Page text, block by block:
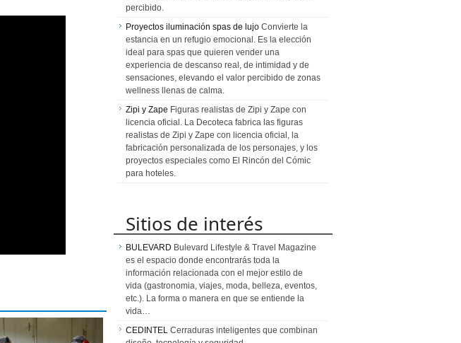
percibido.
Proyectos iluminación spas de lujo Convierte la
estancia en un refugio emocional. Es la elección
ideal para spas que quieren vender una
experiencia de descanso real, de intimidad y de
sensaciones, elevando el valor percibido de zonas
wellness llenas de calma.
Zipi y Zape Figuras realistas de Zipi y Zape con
licencia oficial. La Decoteca fabrica las figuras
realistas de Zipi y Zape con licencia oficial, la
fabricación personalizada de los personajes, y los
proyectos especiales como El Rincón del Cómic
para hoteles.
Sitios de interés
BULEVARD Bulevard Lifestyle & Travel Magazine
es el espacio donde encontrarás toda la
información relacionada con el mejor estilo de
vida (gastronomia, viajes, moda, belleza, eventos,
etc.). La forma o manera en que se entiende la
vida…
CEDINTEL Cerraduras inteligentes que combinan